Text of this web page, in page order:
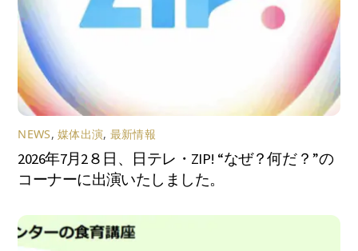
NEWS,媒体出演, 最新情報
2026年7月2８日、日テレ・ZIP! “なぜ？何だ？”の
コーナーに出演いたしました。